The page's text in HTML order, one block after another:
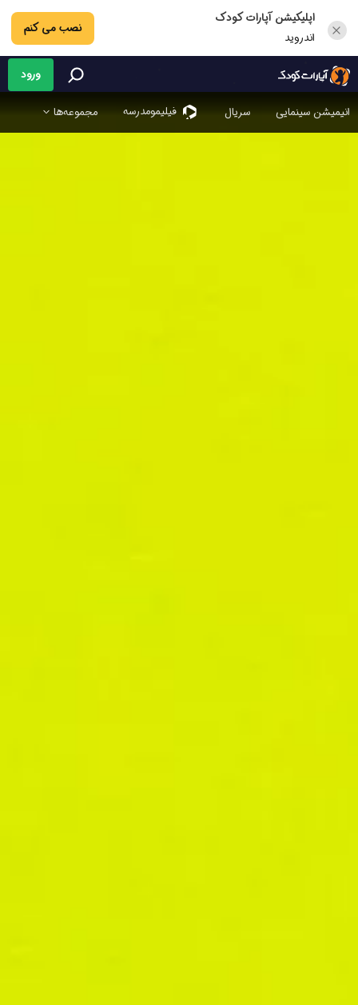
اپلیکیشن آپارات کودک
اندروید
نصب می کنم
انیمیشن سینمایی سریال فیلیمو‌مدرسه مجموعه‌ها
ورود